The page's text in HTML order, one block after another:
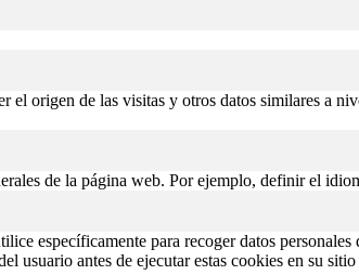
origen de las visitas y otros datos similares a
de la página web. Por ejemplo, definir el
específicamente para recoger datos
usuario antes de ejecutar estas cookies en su